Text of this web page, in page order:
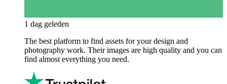
1 dag geleden
The best platform to find assets for your design and
photography work. Their images are high quality and you can
find almost everything you need.